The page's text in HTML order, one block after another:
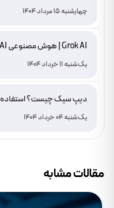
چهارشنبه 15 مرداد 1404
Grok AI | هوش مصنوعی Grok AI
یک‌شنبه 11 خرداد 1404
دانلود
یک‌شنبه 04 خرداد 1404
مقالات مشابه